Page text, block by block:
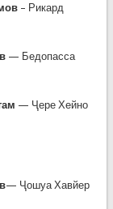
– Рикард
— Бедопасса
— Ҷере Хейно
— Ҷошуа Хавйер